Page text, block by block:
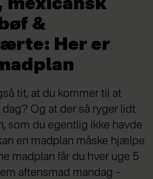
mexicansk
&
Her er
tit, at du kommer til at
Og at der så ryger lidt
som du egentlig ikke havde
en madplan måske hjælpe
madplan får du hver uge 5
aftensmad mandag –